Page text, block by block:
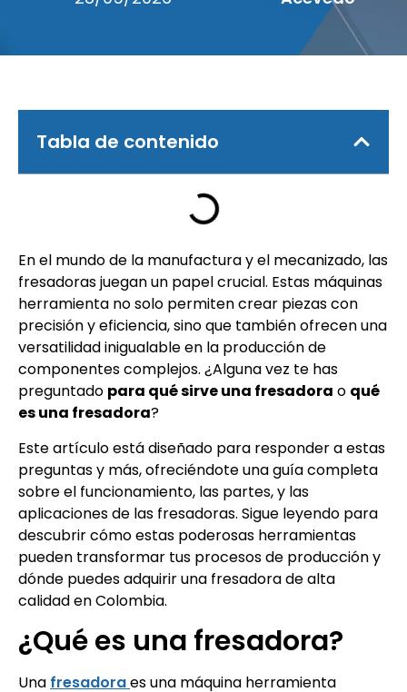
Tabla de contenido
En el mundo de la manufactura y el mecanizado, las
fresadoras juegan un papel crucial. Estas máquinas
herramienta no solo permiten crear piezas con
precisión y eficiencia, sino que también ofrecen una
versatilidad inigualable en la producción de
componentes complejos. ¿Alguna vez te has
preguntado para qué sirve una fresadora o qué
es una fresadora?
Este artículo está diseñado para responder a estas
preguntas y más, ofreciéndote una guía completa
sobre el funcionamiento, las partes, y las
aplicaciones de las fresadoras. Sigue leyendo para
descubrir cómo estas poderosas herramientas
pueden transformar tus procesos de producción y
dónde puedes adquirir una fresadora de alta
calidad en Colombia.
¿Qué es una fresadora?
Una fresadoraes una máquina herramienta